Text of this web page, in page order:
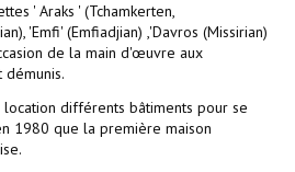
' Araks ' (Tchamkerten,
'Emfi' (Emfiadjian) ,'Davros (Missirian)
de la main d'œuvre aux
démunis.
location différents bâtiments pour se
1980 que la première maison